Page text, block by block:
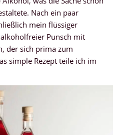
Nach ein paar
mein flüssiger
Punsch mit
der sich prima zum
simple Rezept teile ich im